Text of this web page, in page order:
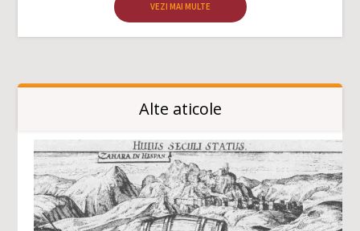
VEZI MAI MULTE
Alte aticole